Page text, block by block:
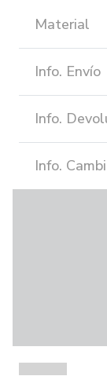
Material
Info. Envío
Info.
Info.